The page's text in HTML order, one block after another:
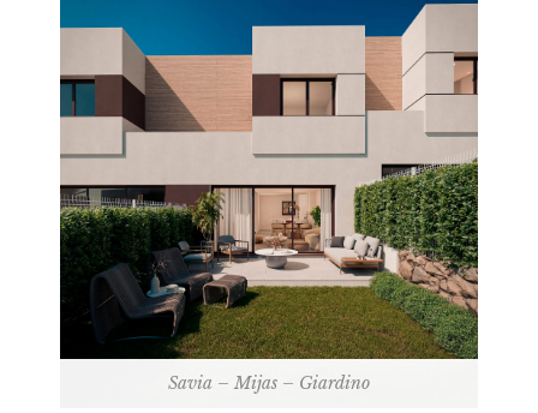
Savia – Mijas – Giardino